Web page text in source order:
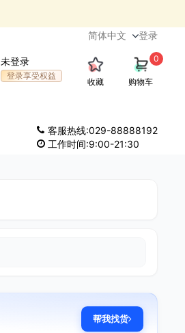
登录
未登录
登录享受权益
收藏 购物车
0
客服热线:029-88888192
工作时间:9:00-21:30
帮我找货